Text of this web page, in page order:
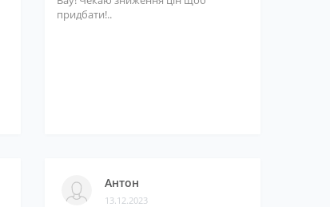
придбати!..
Антон
13.12.2023